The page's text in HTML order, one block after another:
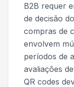
B2B requer
de decisão
compras de
envolvem
períodos de
avaliações
QR codes